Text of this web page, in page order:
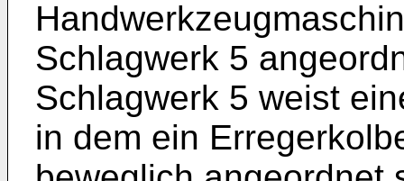
Schlagwerk 5
Schlagwerk 5 weist
in dem ein